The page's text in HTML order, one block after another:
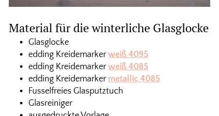
Material für die winterliche Glasglocke
Glasglocke
edding Kreidemarkerweiß 4095
edding Kreidemarkerweiß 4085
edding Kreidemarker metallic 4085
Fusselfreies Glasputztuch
Glasreiniger